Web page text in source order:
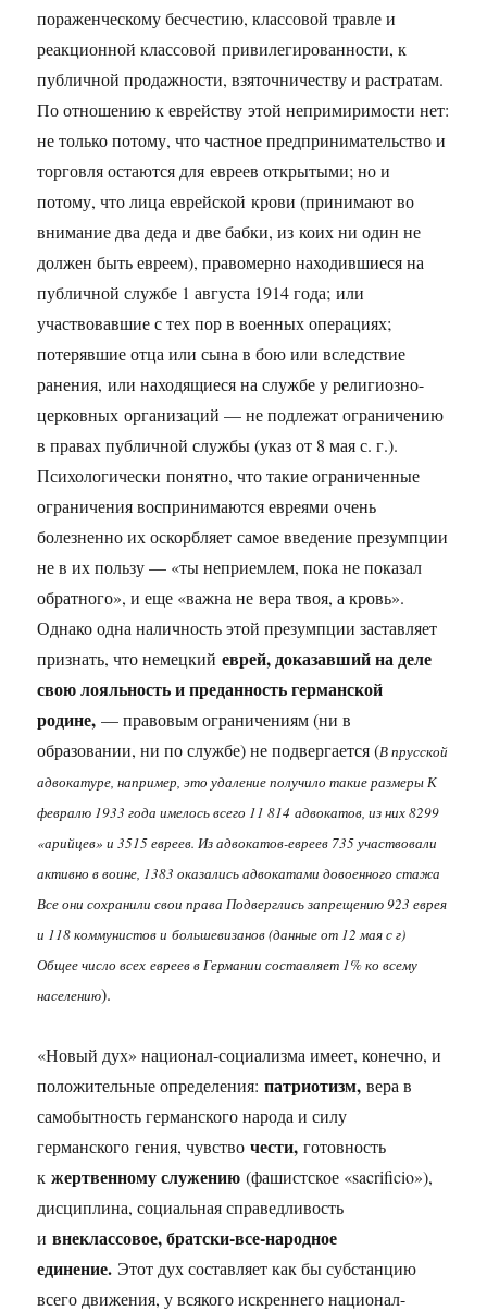
пораженческому бесчестию, классовой травле и
реакционной классовой привилегированности, к
публичной продажности, взяточничеству и растратам.
По отношению к еврейству этой непримиримости нет:
не только потому, что частное предпринимательство и
торговля остаются для евреев открытыми; но и
потому, что лица еврейской крови (принимают во
внимание два деда и две бабки, из коих ни один не
должен быть евреем), правомерно находившиеся на
публичной службе 1 августа 1914 года; или
участвовавшие с тех пор в военных операциях;
потерявшие отца или сына в бою или вследствие
ранения, или находящиеся на службе у религиозно-
церковных организаций — не подлежат ограничению
в правах публичной службы (указ от 8 мая с. г.).
Психологически понятно, что такие ограниченные
ограничения воспринимаются евреями очень
болезненно их оскорбляет самое введение презумпции
не в их пользу — «ты неприемлем, пока не показал
обратного», и еще «важна не вера твоя, а кровь».
Однако одна наличность этой презумпции заставляет
признать, что немецкийеврей, доказавший на деле
свою лояльность и преданность германской
родине,— правовым ограничениям (ни в
образовании, ни по службе) не подвергается (В прусской
адвокатуре, например, это удаление получило такие размеры К
февралю 1933 года имелось всего 11 814 адвокатов, из них 8299
«арийцев» и 3515 евреев. Из адвокатов-евреев 735 участвовали
активно в воине, 1383 оказались адвокатами довоенного стажа
Все они сохранили свои права Подверглись запрещению 923 еврея
и 118 коммунистов и большевизанов (данные от 12 мая с г)
Общее число всех евреев в Германии составляет 1% ко всему
населению).
«Новый дух» национал-социализма имеет, конечно, и
положительные определения:патриотизм,вера в
самобытность германского народа и силу
германского гения, чувствочести,готовность
кжертвенному служению(фашистское «sacrificio»),
дисциплина, социальная справедливость
ивнеклассовое, братски-все-народное
единение. Этот дух составляет как бы субстанцию
всего движения, у всякого искреннего национал-